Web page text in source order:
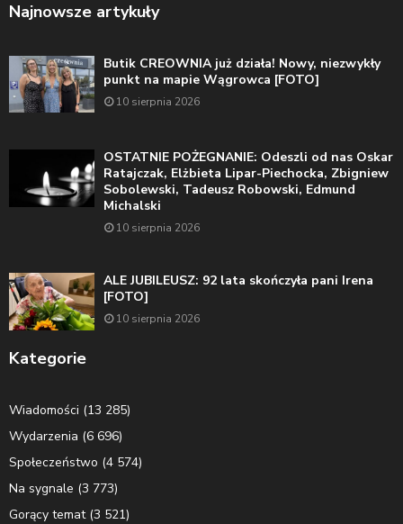
Najnowsze artykuły
Butik CREOWNIA już działa! Nowy, niezwykły
punkt na mapie Wągrowca [FOTO]
10 sierpnia 2026
OSTATNIE POŻEGNANIE: Odeszli od nas Oskar
Ratajczak, Elżbieta Lipar-Piechocka, Zbigniew
Sobolewski, Tadeusz Robowski, Edmund
Michalski
10 sierpnia 2026
ALE JUBILEUSZ: 92 lata skończyła pani Irena
[FOTO]
10 sierpnia 2026
Kategorie
Wiadomości (13 285)
Wydarzenia (6 696)
Społeczeństwo (4 574)
Na sygnale (3 773)
Gorący temat(3 521)